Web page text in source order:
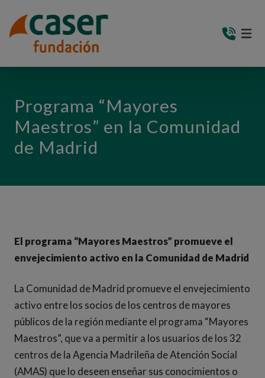
Programa “Mayores
Maestros” en la Comunidad
de Madrid
El programa “Mayores Maestros” promueve el
envejecimiento activo en la Comunidad de Madrid
La Comunidad de Madrid promueve el envejecimiento
activo entre los socios de los centros de mayores
públicos de la región mediante el programa “Mayores
Maestros”, que va a permitir a los usuarios de los 32
centros de la Agencia Madrileña de Atención Social
(AMAS) que lo deseen enseñar sus conocimientos o